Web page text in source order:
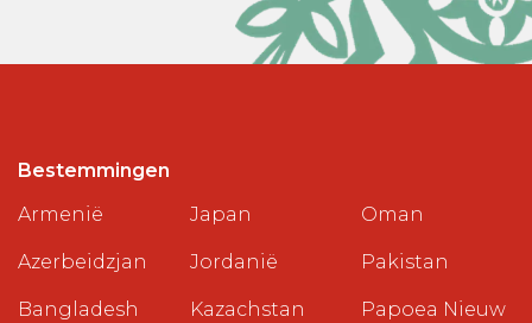
Bestemmingen
Armenië
Azerbeidzjan
Bangladesh
Japan
Jordanië
Kazachstan
Oman
Pakistan
Papoea Nieuw